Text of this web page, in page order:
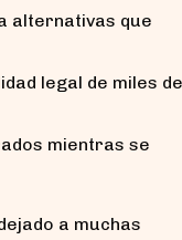
alternativas que
legal de miles de
mientras se
a muchas